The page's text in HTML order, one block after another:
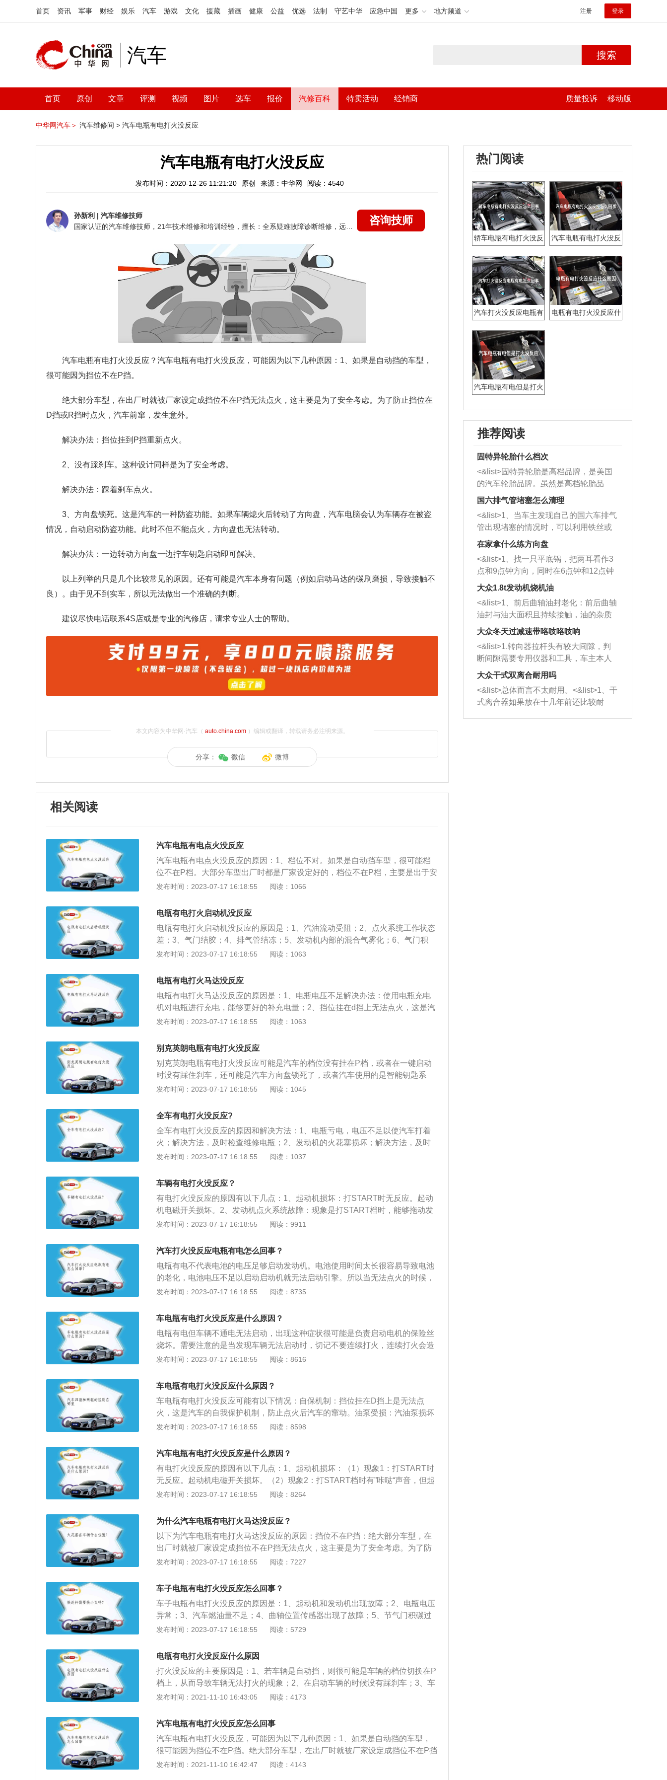
首页 资讯 军事 财经 娱乐 汽车 游戏 文化 援藏 插画 健康 公益 优选 法制 守艺中华 应急中国 更多 地方频道 注册 登录
汽车 搜索
首页 原创 文章 评测 视频 图片 选车 报价 汽修百科 特卖活动 经销商 质量投诉 移动版
中华网汽车＞ 汽车维修间 > 汽车电瓶有电打火没反应
汽车电瓶有电打火没反应
发布时间：2020-12-26 11:21:20 原创 来源：中华网 阅读：4540
孙新利 | 汽车维修技师
咨询技师
汽车电瓶有电打火没反应？ 汽车电瓶有电打火没反应，可能因为以下几种原因：1、如果是自动挡的车型，
很可能因为挡位不在P挡。
绝大部分车型，在出厂时就被厂家设定成挡位不在P挡无法点火，这主要是为了安全考虑。为了防止挡位在
D挡或R挡时点火，汽车前窜，发生意外。
解决办法：挡位挂到P挡重新点火。
2、没有踩刹车。这种设计同样是为了安全考虑。
解决办法：踩着刹车点火。
3、方向盘锁死。这是汽车的一种防盗功能。如果车辆熄火后转动了方向盘，汽车电脑会认为车辆存在被盗
情况，自动启动防盗功能。此时不但不能点火，方向盘也无法转动。
解决办法：一边转动方向盘一边拧车钥匙启动即可解决。
以上列举的只是几个比较常见的原因。还有可能是汽车本身有问题（例如启动马达的碳刷磨损，导致接触不
良）。由于见不到实车，所以无法做出一个准确的判断。
建议尽快电话联系4S店或是专业的汽修店，请求专业人士的帮助。
本文内容为中华网·汽车（ auto.china.com）编辑或翻译，转载请务必注明来源。
分享： 微信 微博
相关阅读
汽车电瓶有电点火没反应
汽车电瓶有电点火没反应的原因：1、档位不对。如果是自动挡车型，很可能档
位不在P档。大部分车型出厂时都是厂家设定好的，档位不在P档，主要是出于安
全考虑。为了防止在D或R档时点火，汽车向前行驶，发生事故。解决方法：换挡
刹车，点火。3、方向盘被锁住，不仅点火无法启动，方向盘也无法转动。解决
方法：一边转动方向盘，一边转动车钥匙启动。4、电压不足。电瓶有电不代表
电池的电压足够启动发动机。电池使用时间太长很容易导致电池的老化，电池电
压不足以启动启动机就无法启动引擎。解决方法：可采用便携式充电器来充电。
5、节气门积碳。节气门积碳严重会导致节气门开度不够，可燃混合气无法进入
油量不足，会导致汽车发动机不能正常启动或运转时逐渐熄火。解决方法：只需
补充燃油即可。7、汽油泵出现故障。汽油泵出现故障，导致燃油的供给系统崩
溃，车辆无法启动。解决方法：需要维修或更换汽油泵。8、起动机和发动机出
处理。如果是线路的损坏，修补好线路即可；如果是蓄电池的坏了，更换蓄电池
需要到对应的维修点处理了。9、电瓶电压异常。解决方法：检查蓄电池容量是
否偏低，若是偏低，应对电池进行充放电10、曲轴位置传感器出现了故障。解决
方法：及时送往4s店检修。电瓶的保养事项：1、熄火前关空调。很多车主熄火
前都不会特意去关掉空调，而是选择让空调随着车子启动而开启，而恰恰是因为
间功率负载会变得非常高，长此以往就会对电瓶造成损伤。2、不要频繁启动发
动机。新手刚上路时容易熄火，熄火后难免手忙脚乱，再加上后面的人在催，就
会一次又一次地连续打火，而这种频繁启动发动机的行为也很容易造成电瓶亏
电，长时间会造成过度放电，影响电瓶使用寿命。3、熄火后拔掉外接设备。现
在很多车主都在车上装有很多的外接设备，比如GPS、空气净化器以及行车记录
处于通电状态，如果这些外接设备没被断电，势必会消耗电瓶的电量，电瓶也会
出现一定的损耗。
发布时间：2023-07-17 16:18:55 阅读：1066
电瓶有电打火启动机没反应
电瓶有电打火启动机没反应的原因是：1、汽油流动受阻；2、点火系统工作状态
差；3、气门结胶；4、排气管结冻；5、发动机内部的混合气雾化；6、气门积
碳；7、水泵、空调压缩机、离合器、发电机、方向助力泵和皮带张紧轮的轴承
车的自我保护机制，主要是为了防止点火后汽车出现窜动的现象；9、检测是不
是汽油泵损坏了，导致油泵无法泵油，所以打不着火；10、去仪表盘看一下油
表，是不是汽车没有油了，或者油量非常的低，不足以支撑汽车的启动。电瓶有
电打火启动机没反应的解决方法是：1、更换机油；2、及时更换火花塞；3、对
电子节气门进行周期性清洁；4、添加防冻液；5、将车停放在室内或地下停车
挡。9、如果是汽油泵损坏需要去维修点进行维修。10、如果汽车没油了，需要
及时加油。
发布时间：2023-07-17 16:18:55 阅读：1063
电瓶有电打火马达没反应
电瓶有电打火马达没反应的原因是：1、电瓶电压不足解决办法：使用电瓶充电
机对电瓶进行充电，能够更好的补充电量；2、挡位挂在d挡上无法点火，这是汽
车的自我保护机制，防止点火后汽车的窜动解决办法：换成P档或N档进行点火；
气门积碳严重导致节气门开度不够，可燃混合气无法进入气缸内燃烧导致无法启
动，解决办法：去专业机构或4s店清洗。5、起动机本身损坏：起动机使用寿命1
0万公里左右。使用时间过长，碳刷容易损坏，也会导致起动机无法启动，解决
办法：更换起动机。
发布时间：2023-07-17 16:18:55 阅读：1063
别克英朗电瓶有电打火没反应
别克英朗电瓶有电打火没反应可能是汽车的档位没有挂在P档，或者在一键启动
时没有踩住刹车，还可能是汽车方向盘锁死了，或者汽车使用的是智能钥匙系
统，车辆如果感应不到汽车钥匙的信息，也可能导致汽车无法启动。1、汽车的
火，汽车发生前窜的现象。解决办法：将挡位从P挡，移至D或R挡位。2、一键
启动的车型在没有踩刹车时只联通车内电路，所以同样无法启动。解决办法：一
键启动的车子在启动时踩住刹车即可。3、方向盘锁死的情况是因为车辆在熄火
后转动了方向盘，所以汽车电脑认为车辆存在被盗的现象，启动了防盗系统。解
决办法：可以通过一边转动方向盘，一边拧车钥匙启动的方式解决。4、如果汽
无法启动。解决办法：检修车钥匙是否损坏，可以去专业维修处检测维修。或暂
时先使用备用钥匙。
发布时间：2023-07-17 16:18:55 阅读：1045
全车有电打火没反应?
全车有电打火没反应的原因和解决方法：1、电瓶亏电，电压不足以使汽车打着
火；解决方法，及时检查维修电瓶；2、发动机的火花塞损坏；解决方法，及时
更换并定期检查；3、分电器线路损坏；解决方法，到维修厂进行电路排查和维
车钥匙插入点火开关并向上拧一个卡位，停顿一下让油泵启动，供油电气设备自
检；2、确定挡杆在空挡的位置并踩住离合器；3、将钥匙再向上拧，听见引擎启
动的声音后松开钥匙；4、仪表盘亮起，右手挂挡，左脚松抬离合器踏板，同时
适度踏下油门踏板，使车辆平稳起步即可。
发布时间：2023-07-17 16:18:55 阅读：1037
车辆有电打火没反应？
有电打火没反应的原因有以下几点：1、起动机损坏：打START时无反应。起动
机电磁开关损坏。2、发动机点火系统故障：现象是打START档时，能够拖动发
动机旋转，但发动机就是不启动。3、发动机供油系统故障：在IG档时，听不到
气不应在压缩行程上止的处点火，而应适当提前，使活塞到上止点的时候，混气
已经得到充分燃烧，从而使马达获得开大功率。点火时刻一般用点火提前角来表
示。如果点火过晚，当活塞得上止的时候才点火，混合气的燃烧主要是活塞下走
过程中完成，即燃烧过程在容面积增大的情况下，进行，使炽热的气体接触的单
位增大，因而转变为有效功的热量相对少，最高燃烧压力降低，导致发动机过
力急剧升高，当活塞得上止点之前就达最大，使活塞受到反洗，发动机作负功，
不但使马达的功率降低，并有可能引起爆燃和将转不平稳现象，加速运动的一件
和轴承的损坏。
发布时间：2023-07-17 16:18:55 阅读：9911
汽车打火没反应电瓶有电怎么回事？
电瓶有电不代表电池的电压足够启动发动机。电池使用时间太长很容易导致电池
的老化，电池电压不足以启动启动机就无法启动引擎。所以当无法点火的时候，
要判断是电池电压不够还是启动机故障或是其他原因。启动机和电池有没有工作
在工作。排除启动机和电池电压不够的原因。挡位挂在D挡：挡位挂在D挡上是无
法点火，这是汽车的自我保护机制，防止点火后汽车的窜动。节气门积碳：节气
门积碳严重导致节气门开度不够，可燃混合气无法进入气缸内燃烧导致无法启
动。
发布时间：2023-07-17 16:18:55 阅读：8735
车电瓶有电打火没反应是什么原因？
电瓶有电但车辆不通电无法启动，出现这种症状很可能是负责启动电机的保险丝
烧坏。需要注意的是当发现车辆无法启动时，切记不要连续打火，连续打火会造
成电瓶持续放电导致彻底没电。以下是有电打不了火的其他原因介绍：油量不
况下，P挡或者N挡才是自动挡车启动时的正确档位。如果将档位放在R档或者其
他档位，不仅是打不着火，也会造成安全隐患。未加防冻液：如果是冬天特别冷
的情况下打不着火，可能是防冻液不足造成整个水路被冻住，发动机被冻裂，导
致汽车水泵无法运作，打不着火，并且伤及发动机其他部件。
发布时间：2023-07-17 16:18:55 阅读：8616
车电瓶有电打火没反应什么原因？
车电瓶有电打火没反应可能有以下情况：自保机制：挡位挂在D挡上是无法点
火，这是汽车的自我保护机制，防止点火后汽车的窜动。油泵受损：汽油泵损坏
导致无法泵油。积碳：节气门积碳严重导致节气门的开度不够，可燃混合气无法
这样才能尽量避免无法启动的现象。对于老化的零件要及时更换。
发布时间：2023-07-17 16:18:55 阅读：8598
汽车电瓶有电打火没反应是什么原因？
有电打火没反应的原因有以下几点：1、起动机损坏：（1）现象1：打START时
无反应。起动机电磁开关损坏。（2）现象2：打START档时有”咔哒“声音，但起
动机不转。起动机电磁开关主触点损坏，或起动机绕组损坏。（3）现象3：打ST
系统故障：现象是打START档时，能够拖动发动机旋转（100r/min)，但发动机就
是不启动。拔下高压线（或点火线圈），打SRART时不跳火。3、发动机供油系
统故障：在IG档时，听不到油箱部位油泵“嘟嘟”工作的声音。
发布时间：2023-07-17 16:18:55 阅读：8264
为什么汽车电瓶有电打火马达没反应？
以下为汽车电瓶有电打火马达没反应的原因：挡位不在P挡：绝大部分车型，在
出厂时就被厂家设定成挡位不在P挡无法点火，这主要是为了安全考虑。为了防
止挡位在D挡或R挡时点火，汽车前窜，发生意外。方向盘锁死：这是汽车的一种
自动启动防盗功能。此时不但不能点火，方向盘也无法转动，需要解锁以后才能
发布时间：2023-07-17 16:18:55 阅读：7227
车子电瓶有电打火没反应怎么回事？
车子电瓶有电打火没反应的原因是：1、起动机和发动机出现故障；2、电瓶电压
异常；3、汽车燃油量不足；4、曲轴位置传感器出现了故障；5、节气门积碳过
多；6、汽油泵出现故障；7、挡位挂错。车子电瓶有电打火没反应的处理方法
熄火；2、给车加油后重新启动；3、牵引启动汽车；4、拨打保险电话，原地等
发布时间：2023-07-17 16:18:55 阅读：5729
电瓶有电打火没反应什么原因
打火没反应的主要原因是：1、若车辆是自动挡，则很可能是车辆的档位切换在P
档上，从而导致车辆无法打火的现象；2、在启动车辆的时候没有踩刹车；3、车
辆在停放的时候，方向盘出现锁死的现象，从而出现打不着火的现象。在日常使
辆在出厂的时候，汽车制造商设计的一种防盗功能；若车辆熄火之后方向盘被转
动，那么机电系统会自动认为车辆存在被盗的情况；此时，车辆将无法被启动，
并且方向盘也无法运转，都会进入锁死的状态；若需要解决锁死状态的方法是，
转动方向盘的同时拧动车辆的钥匙。
发布时间：2021-11-10 16:43:05 阅读：4173
汽车电瓶有电打火没反应怎么回事
汽车电瓶有电打火没反应，可能因为以下几种原因：1、如果是自动挡的车型，
很可能因为挡位不在P挡。绝大部分车型，在出厂时就被厂家设定成挡位不在P挡
无法点火，这主要是为了安全考虑。为了防止挡位在D挡或R挡时点火，汽车前
发布时间：2021-11-10 16:42:47 阅读：4143
热门阅读
轿车电瓶有电打火没反
汽车电瓶有电打火没反
汽车打火没反应电瓶有
电瓶有电打火没反应什
汽车电瓶有电但是打火
推荐阅读
固特异轮胎什么档次
<&list>固特异轮胎是高档品牌，是美国
的汽车轮胎品牌。虽然是高档轮胎品
牌，但是中高低端的轮胎都有生产，这
也是为了更好的开拓市场。
国六排气管堵塞怎么清理
<&list>1、当车主发现自己的国六车排气
管出现堵塞的情况时，可以利用铁丝或
者是细棍，直接将杂物给取出来，如果
堵塞情况比较严重，也可以采取应急措
施。 <&list>2、直接利用木棍将所有的
杂物推到排气管里面的位置处，然后将
三元催化器拆解开，就可以将堵塞的东
西取出来。但如果是因为积碳过多引起
的堵塞，就需要将三元催化器泡在草酸
洗剂对堵塞的情况得到解决，将清洗剂
放在燃油箱中，与燃油混合后，车辆启
动时，就可以和汽油一起进入到燃烧
室，最后形成废气排出，就可以让三元
催化器得到清洗，排气管堵塞的情况就
能够得到解决。
在家拿什么练方向盘
<&list>1、找一只平底锅，把两耳看作3
点和9点钟方向，同时在6点钟和12点钟
方向做一个标记。 <&list>2、双手握住
一圈半的练习，往右同样也要打相同的
圈数。 <&list>3、最后强调要反复练
习，这样就可以形成肌肉记忆，在真实
驾驶车辆时，不需要记忆也能打好方
向。
大众1.8t发动机烧机油
<&list>1、前后曲轴油封老化：前后曲轴
油封与油大面积且持续接触，油的杂质
和发动机内持续温度变化使其密封效果
逐渐减弱，导致渗油或漏油。<&list>2、
活塞间隙过大：积碳会使活塞环与缸体
的间隙扩大，导致机油流入燃烧室中，
造成烧机油。<&list>3、机油粘度。使用
机油粘度过小的话，同样会有烧机油现
象，机油粘度过小具有很好的流动性，
大众冬天过减速带咯吱咯吱响
<&list>1.转向器拉杆头有较大间隙，判
断间隙需要专用仪器和工具，车主本人
无法制作，需要将车辆送到修理厂或4s
店；<&list>2.车辆半轴套管防尘罩破
裂，破裂后会出现漏油现象，使半轴磨
损严重，磨损的半轴容易损坏，产生异
响；<&list>3.稳定器的转向胶套和球头
大众干式双离合耐用吗
<&list>总体而言不太耐用。<&list>1、干
式离合器如果放在十几年前还比较耐